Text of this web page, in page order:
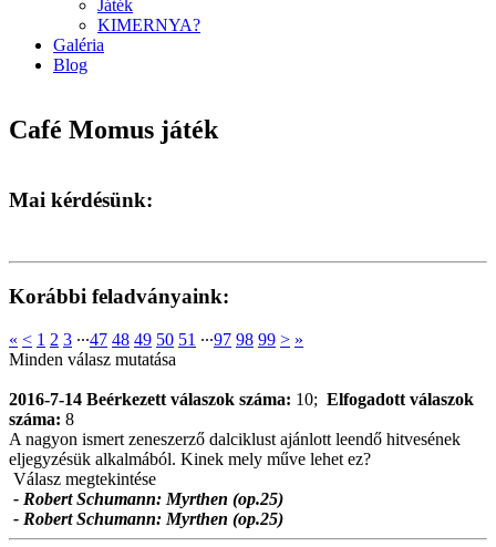
Játék
KIMERNYA?
Galéria
Blog
Café Momus játék
Mai kérdésünk:
Korábbi feladványaink:
« < 1 2 3 ∙∙∙47 48 49 50 51 ∙∙∙97 98 99 > »
Minden válasz mutatása
2016-7-14 Beérkezett válaszok száma: 10; Elfogadott válaszok
száma: 8
A nagyon ismert zeneszerző dalciklust ajánlott leendő hitvesének
eljegyzésük alkalmából. Kinek mely műve lehet ez?
Válasz megtekintése
- Robert Schumann: Myrthen (op.25)
- Robert Schumann: Myrthen (op.25)